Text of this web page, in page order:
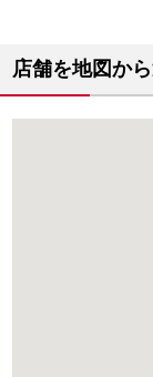
店舗を地図か